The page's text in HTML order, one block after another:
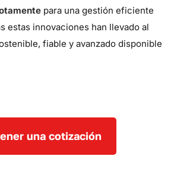
para una gestión eficiente
estas innovaciones han llevado al
fiable y avanzado disponible
una cotización